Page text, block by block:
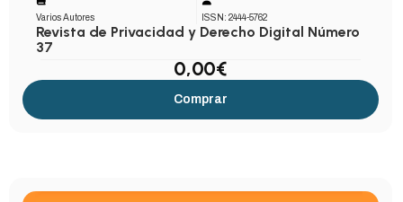
Varios Autores ISSN: 2444-5762
Revista de Privacidad y Derecho Digital Número
37
0,00€
Comprar